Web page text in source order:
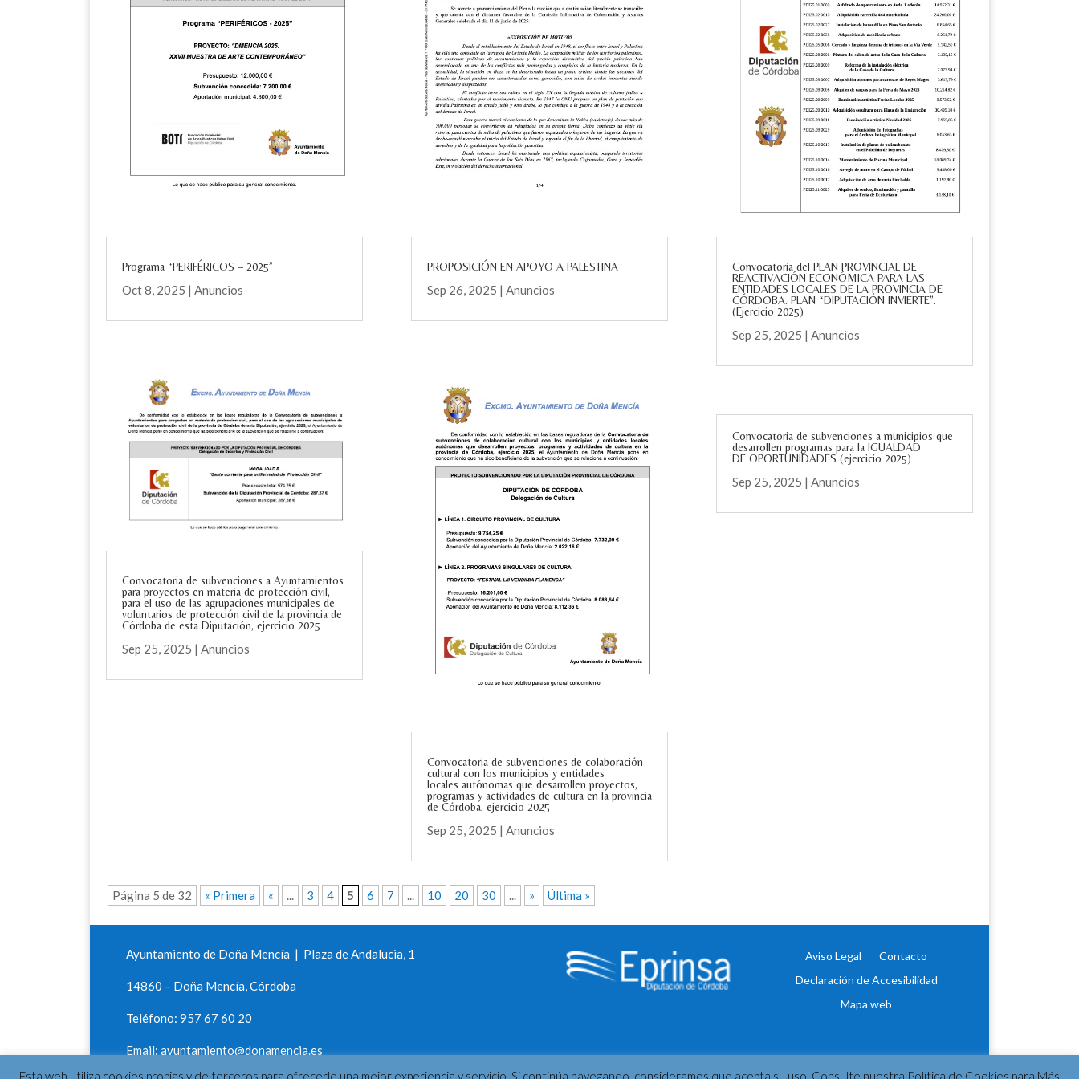
Programa “PERIFÉRICOS – 2025”
Oct 8, 2025 | Anuncios
Convocatoria de subvenciones a Ayuntamientos
para proyectos en materia de protección civil,
para el uso de las agrupaciones municipales de
voluntarios de protección civil de la provincia de
Córdoba de esta Diputación, ejercicio 2025
Sep 25, 2025 | Anuncios
PROPOSICIÓN EN APOYO A PALESTINA
Sep 26, 2025 | Anuncios
Convocatoria de subvenciones de colaboración
cultural con los municipios y entidades
locales autónomas que desarrollen proyectos,
programas y actividades de cultura en la provincia
de Córdoba, ejercicio 2025
Sep 25, 2025 | Anuncios
Convocatoria del PLAN PROVINCIAL DE
REACTIVACIÓN ECONÓMICA PARA LAS
ENTIDADES LOCALES DE LA PROVINCIA DE
CÓRDOBA. PLAN “DIPUTACIÓN INVIERTE”.
(Ejercicio 2025)
Sep 25, 2025 | Anuncios
Convocatoria de subvenciones a municipios que
desarrollen programas para la IGUALDAD
DE OPORTUNIDADES (ejercicio 2025)
Sep 25, 2025 | Anuncios
Página 5 de 32 « Primera « ... 3 4 5 6 7 ... 10 20 30 ... » Última »
Ayuntamiento de Doña Mencía | Plaza de Andalucia, 1
14860 – Doña Mencía, Córdoba
Teléfono: 957 67 60 20
Email: ayuntamiento@donamencia.es
Aviso Legal
Contacto
Declaración de Accesibilidad
Mapa web
Esta web utiliza cookies propias y de terceros para ofrecerle una mejor experiencia y servicio. Si continúa navegando, consideramos que acepta su uso. Consulte nuestra Política de Cookies para Más